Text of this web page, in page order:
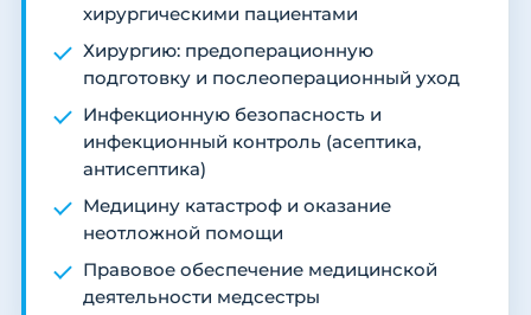
хирургическими пациентами
Хирургию: предоперационную
подготовку и послеоперационный уход
Инфекционную безопасность и
инфекционный контроль (асептика,
антисептика)
Медицину катастроф и оказание
неотложной помощи
Правовое обеспечение медицинской
деятельности медсестры